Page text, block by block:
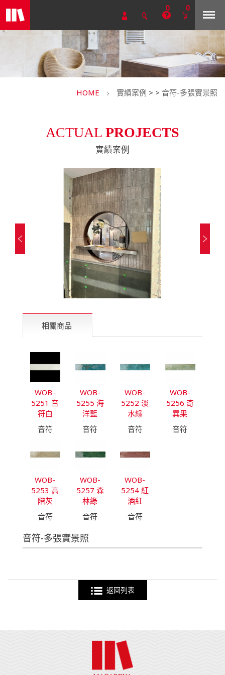
0 0
ACTUAL PROJECTS
實績案例
HOME 實績案例 > > 音符-多張實景照
相關商品
WOB-
5251 音
符白
音符
WOB-
5255 海
洋藍
音符
WOB-
5252 淡
水綠
音符
WOB-
5256 奇
異果
音符
WOB-
5253 高
階灰
音符
WOB-
5257 森
林綠
音符
WOB-
5254 紅
酒紅
音符
音符-多張實景照
返回列表